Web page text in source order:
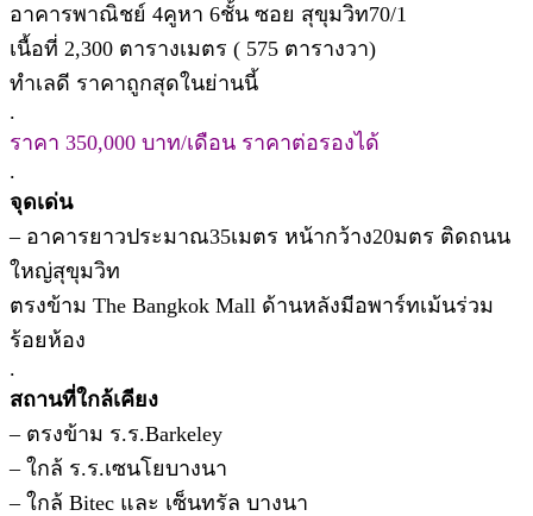
อาคารพาณิชย์ 4คูหา 6ชั้น ซอย สุขุมวิท70/1
เนื้อที่ 2,300 ตารางเมตร ( 575 ตารางวา)
ทำเลดี ราคาถูกสุดในย่านนี้
.
ราคา 350,000 บาท/เดือน ราคาต่อรองได้
.
จุดเด่น
– อาคารยาวประมาณ35เมตร หน้ากว้าง20มตร ติดถนน
ใหญ่สุขุมวิท
ตรงข้าม The Bangkok Mall ด้านหลังมีอพาร์ทเม้นร่วม
ร้อยห้อง
.
สถานที่ใกล้เคียง
– ตรงข้าม ร.ร.Barkeley
– ใกล้ ร.ร.เซนโยบางนา
– ใกล้ Bitec และ เซ็นทรัล บางนา